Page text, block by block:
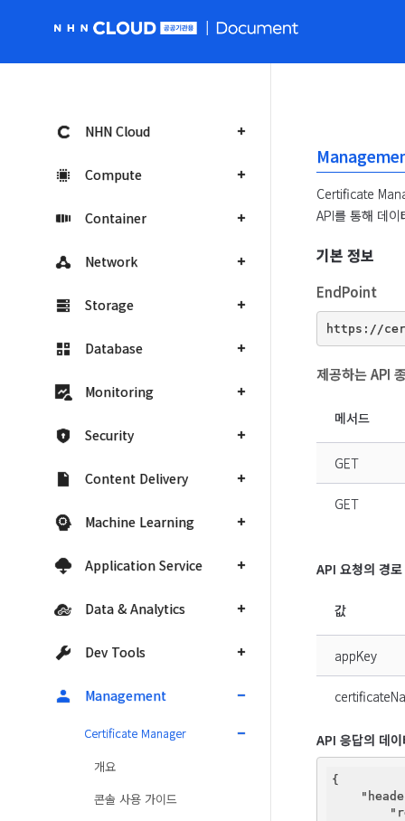
NHN Cloud
Compute
Container
Network
Storage
Database
Monitoring
Security
Content Delivery
Machine Learning
Application Service
Data & Analytics
Dev Tools
Management
Certificate Manager
개요
콘솔 사용 가이드
Certificate
API를 통해 데
기본 정보
EndPoint
제공하는 API
메서드
GET
GET
API 요청의 경
값
appKey
API 응답의 데
{